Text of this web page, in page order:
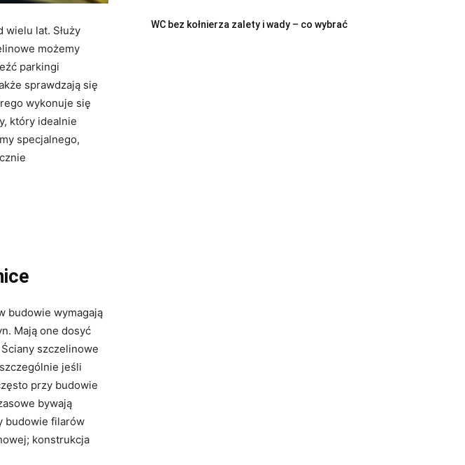
lat. Służy
możemy
parkingi
sprawdzają się
wykonuje się
który idealnie
specjalnego,
budowie wymagają
Mają one dosyć
szczelinowe
jeśli
przy budowie
bywają
budowie filarów
konstrukcja
WC bez kołnierza zalety i wady – co wybrać